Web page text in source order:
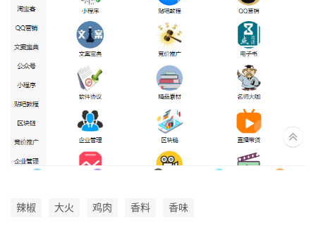
辣椒 大火 鸡肉 香料 香味